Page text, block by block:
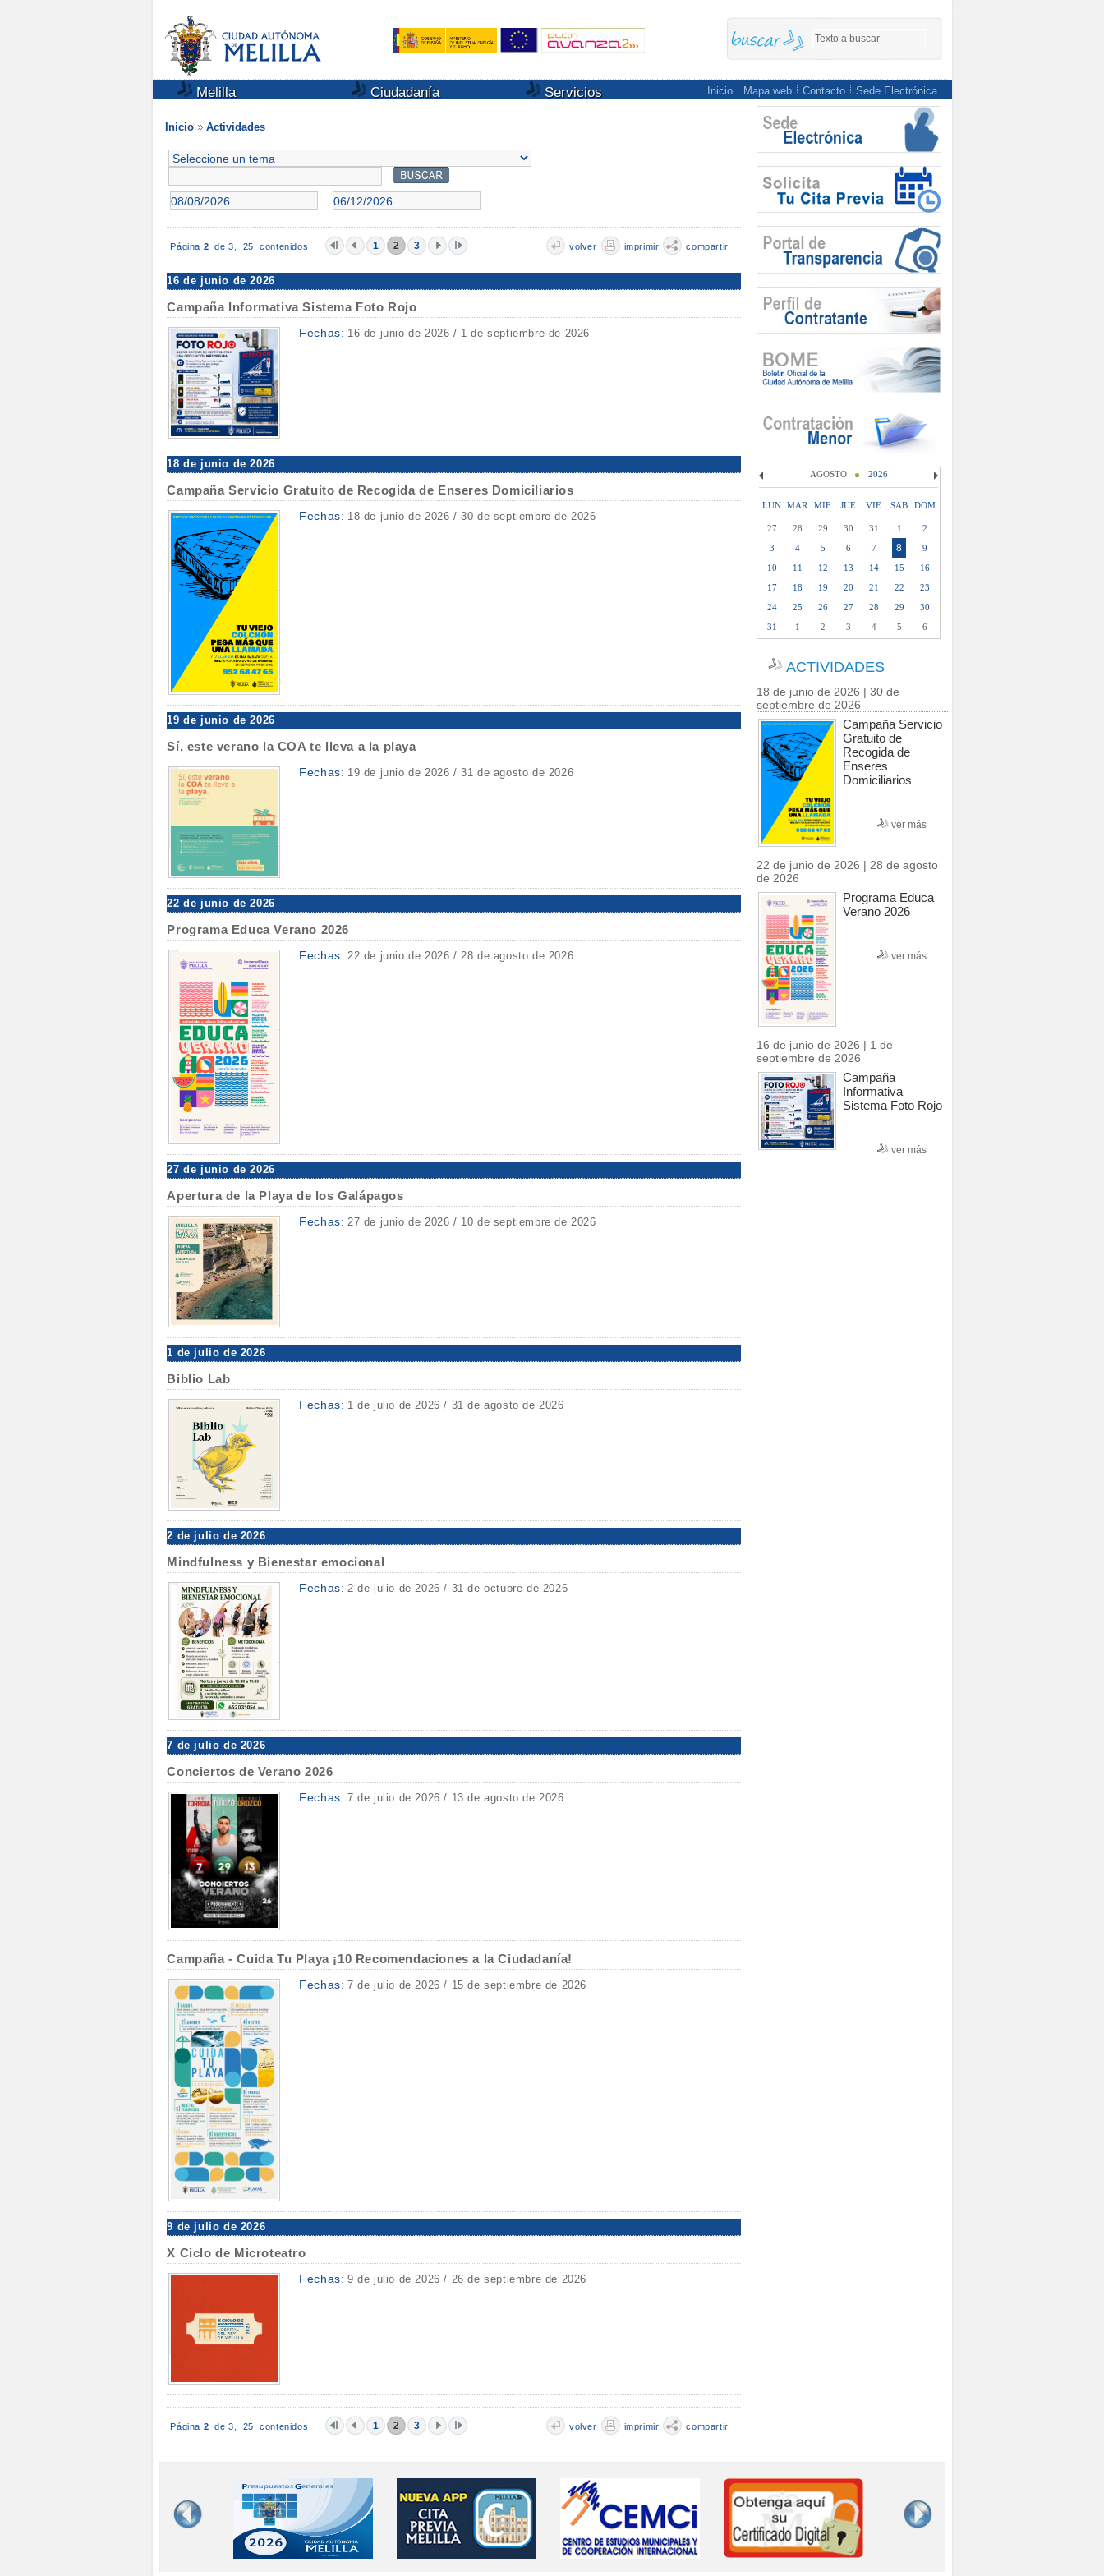
Melilla Ciudadanía Servicios Inicio Mapa web Contacto Sede Electrónica
Inicio Actividades
Página 2 de 3, 25 contenidos 1 2 3 volver imprimir compartir
16 de junio de 2026
Campaña Informativa Sistema Foto Rojo
Fechas: 16 de junio de 2026 / 1 de septiembre de 2026
18 de junio de 2026
Campaña Servicio Gratuito de Recogida de Enseres Domiciliarios
Fechas: 18 de junio de 2026 / 30 de septiembre de 2026
19 de junio de 2026
Sí, este verano la COA te lleva a la playa
Fechas: 19 de junio de 2026 / 31 de agosto de 2026
22 de junio de 2026
Programa Educa Verano 2026
Fechas: 22 de junio de 2026 / 28 de agosto de 2026
27 de junio de 2026
Apertura de la Playa de los Galápagos
Fechas: 27 de junio de 2026 / 10 de septiembre de 2026
1 de julio de 2026
Biblio Lab
Fechas: 1 de julio de 2026 / 31 de agosto de 2026
2 de julio de 2026
Mindfulness y Bienestar emocional
Fechas: 2 de julio de 2026 / 31 de octubre de 2026
7 de julio de 2026
Conciertos de Verano 2026
Fechas: 7 de julio de 2026 / 13 de agosto de 2026
Campaña - Cuida Tu Playa ¡10 Recomendaciones a la Ciudadanía!
Fechas: 7 de julio de 2026 / 15 de septiembre de 2026
9 de julio de 2026
X Ciclo de Microteatro
Fechas: 9 de julio de 2026 / 26 de septiembre de 2026
Página 2 de 3, 25 contenidos 1 2 3 volver imprimir compartir
AGOSTO 2026
LUN MAR MIE JUE VIE SAB DOM
27 28 29 30 31 1
2
3
4 5 6 7 8
9
10
11 12 13 14 15
16
17
18 19 20 21 22
23
24
25 26 27 28 29
30
31
1 2 3 4 5 6
ACTIVIDADES
18 de junio de 2026 | 30 de
septiembre de 2026
Campaña Servicio
Gratuito de
Recogida de
Enseres
Domiciliarios
ver más
22 de junio de 2026 | 28 de agosto
de 2026
Programa Educa
Verano 2026
ver más
16 de junio de 2026 | 1 de
septiembre de 2026
Campaña
Informativa
Sistema Foto Rojo
ver más